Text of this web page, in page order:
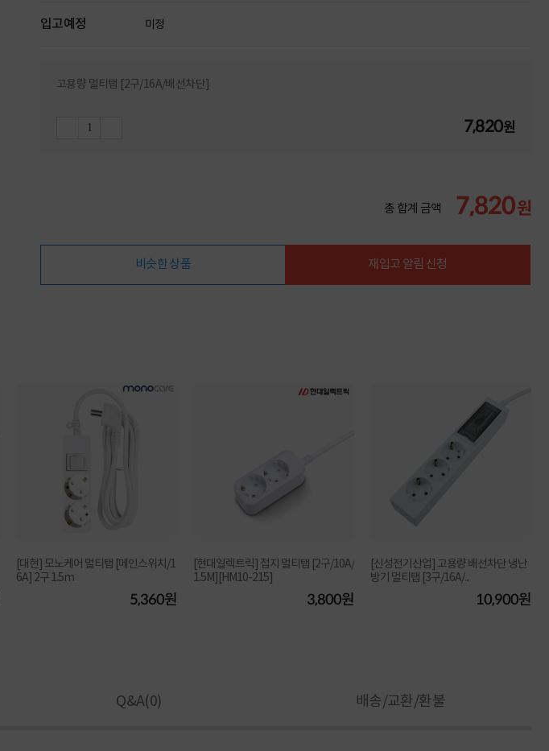
입고예정 미정
고용량 멀티탭 [2구/16A/배선차단]
7,820원
총 합계 금액 7,820원
비슷한 상품 재입고 알림 신청
[대현] 모노케어 멀티탭 [메인스위치/1
6A] 2구 1.5m
5,360원
[현대일렉트릭] 접지 멀티탭 [2구/10A/
1.5M][HM10-215]
3,800원
[신성전기산업] 고용량 배선차단 냉난
방기 멀티탭 [3구/16A/...
10,900원
Q&A(0) 배송/교환/환불